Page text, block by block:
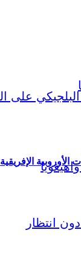
الإفريقية